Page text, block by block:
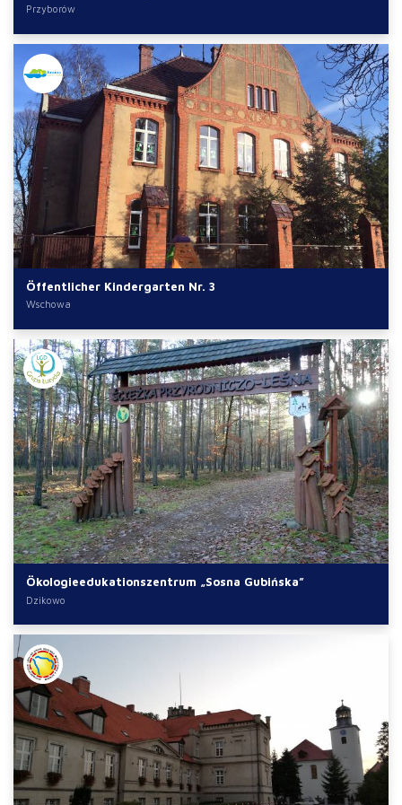
Przyborów
Öffentlicher Kindergarten Nr. 3
Wschowa
Ökologieedukationszentrum „Sosna Gubińska”
Dzikowo